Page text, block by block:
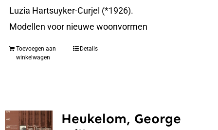
Luzia Hartsuyker-Curjel (*1926).
Modellen voor nieuwe woonvormen
Toevoegen aan
winkelwagen
Details
Heukelom, George